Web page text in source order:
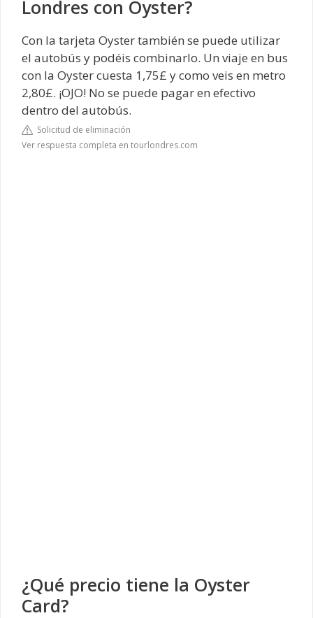
Londres con Oyster?
Con la tarjeta Oyster también se puede utilizar
el autobús y podéis combinarlo. Un viaje en bus
con la Oyster cuesta 1,75£ y como veis en metro
2,80£. ¡OJO! No se puede pagar en efectivo
dentro del autobús.
Solicitud de eliminación
Ver respuesta completa en tourlondres.com
¿Qué precio tiene la Oyster
Card?